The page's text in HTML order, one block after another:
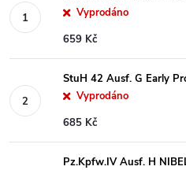
Vyprodáno
659 Kč
StuH 42 Ausf. G Early
Vyprodáno
685 Kč
Pz.Kpfw.IV Ausf. H